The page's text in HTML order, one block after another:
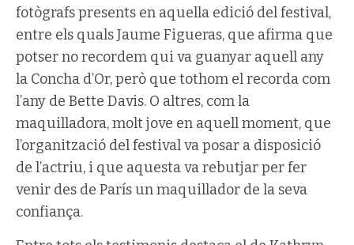
fotògrafs presents en aquella edició del festival,
entre els quals Jaume Figueras, que afirma que
potser no recordem qui va guanyar aquell any
la Concha d’Or, però que tothom el recorda com
l’any de Bette Davis. O altres, com la
maquilladora, molt jove en aquell moment, que
l’organització del festival va posar a disposició
de l’actriu, i que aquesta va rebutjar per fer
venir des de París un maquillador de la seva
confiança.